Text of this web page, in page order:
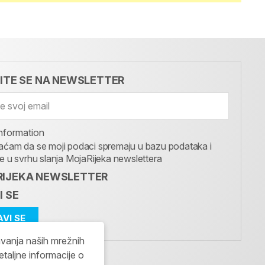
SE NA NEWSLETTER
da se moji podaci spremaju u bazu podataka i
u svrhu slanja MojaRijeka newslettera
NEWSLETTER
SE
naših mrežnih
informacije o